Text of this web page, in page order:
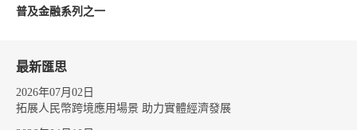
普及金融系列之一
最新匯思
2026年07月02日
拓展人民幣跨境應用場景 助力實體經濟發展